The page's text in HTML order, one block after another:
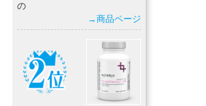
の
→商品ページ